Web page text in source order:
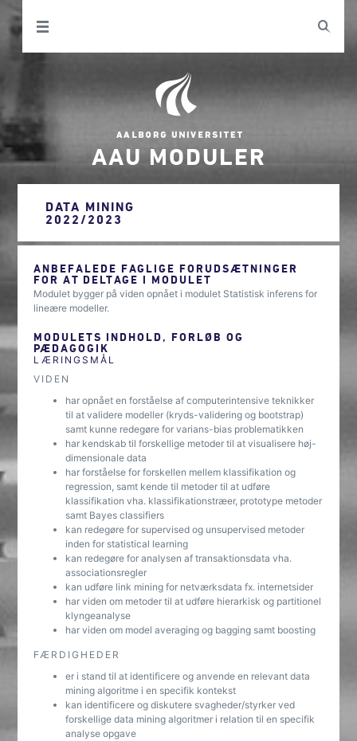
AAU MODULER
DATA MINING
2022/2023
ANBEFALEDE FAGLIGE FORUDSÆTNINGER
FOR AT DELTAGE I MODULET
Modulet bygger på viden opnået i modulet Statistisk inferens for
lineære modeller.
MODULETS INDHOLD, FORLØB OG
PÆDAGOGIK
LÆRINGSMÅL
VIDEN
har opnået en forståelse af computerintensive teknikker
til at validere modeller (kryds-validering og bootstrap)
samt kunne redegøre for varians-bias problematikken
har kendskab til forskellige metoder til at visualisere høj-
dimensionale data
har forståelse for forskellen mellem klassifikation og
regression, samt kende til metoder til at udføre
klassifikation vha. klassifikationstræer, prototype metoder
samt Bayes classifiers
kan redegøre for supervised og unsupervised metoder
inden for statistical learning
kan redegøre for analysen af transaktionsdata vha.
associationsregler
kan udføre link mining for netværksdata fx. internetsider
har viden om metoder til at udføre hierarkisk og partitionel
klyngeanalyse
har viden om model averaging og bagging samt boosting
FÆRDIGHEDER
er i stand til at identificere og anvende en relevant data
mining algoritme i en specifik kontekst
kan identificere og diskutere svagheder/styrker ved
forskellige data mining algoritmer i relation til en specifik
analyse opgave